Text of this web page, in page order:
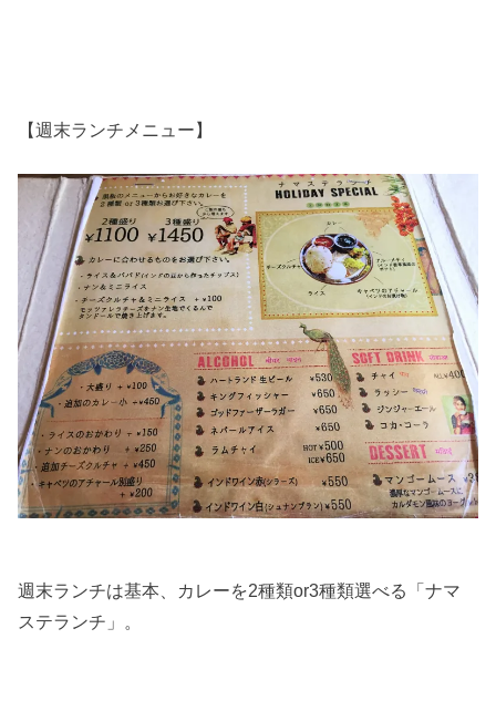
【週末ランチメニュー】
週末ランチは基本、カレーを2種類or3種類選べる「ナマ
ステランチ」。